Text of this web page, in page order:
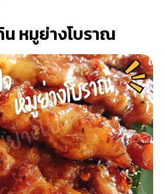
น หมูย่างโบราณ